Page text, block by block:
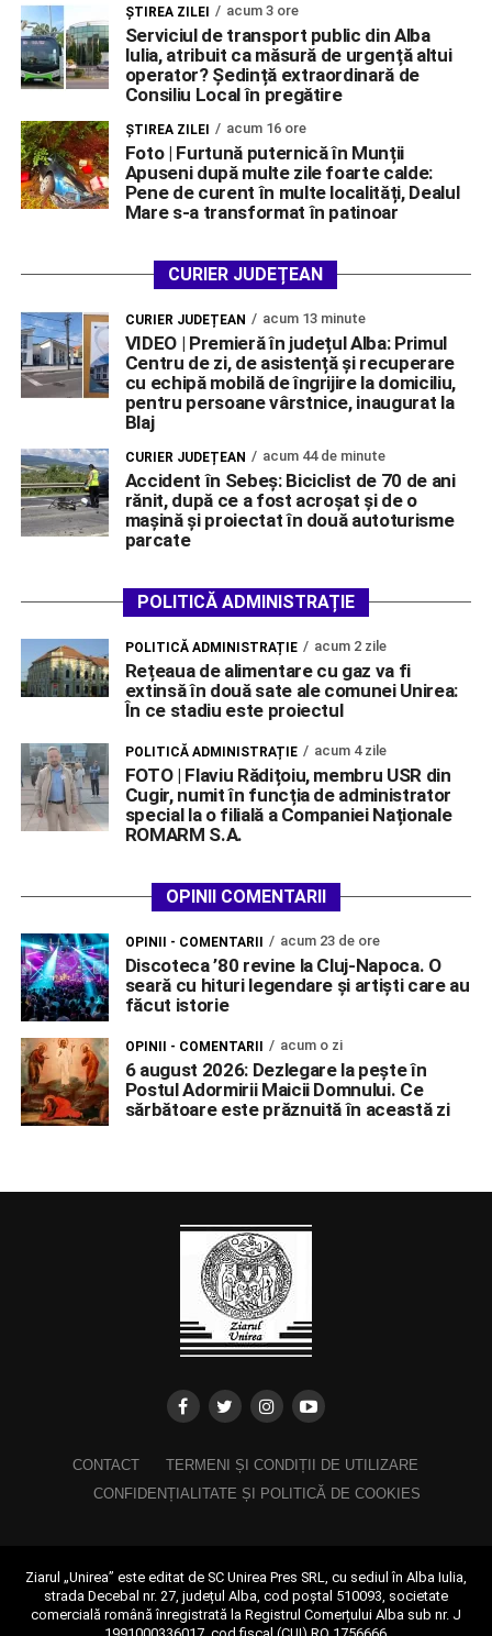
ŞTIREA ZILEI acum 3 ore
Serviciul de transport public din Alba
Iulia, atribuit ca măsură de urgență altui
operator? Ședință extraordinară de
Consiliu Local în pregătire
ŞTIREA ZILEI acum 16 ore
Foto | Furtună puternică în Munții
Apuseni după multe zile foarte calde:
Pene de curent în multe localități, Dealul
Mare s-a transformat în patinoar
CURIER JUDEȚEAN
CURIER JUDEȚEAN acum 13 minute
VIDEO | Premieră în județul Alba: Primul
Centru de zi, de asistență și recuperare
cu echipă mobilă de îngrijire la domiciliu,
pentru persoane vârstnice, inaugurat la
Blaj
CURIER JUDEȚEAN acum 44 de minute
Accident în Sebeș: Biciclist de 70 de ani
rănit, după ce a fost acroșat și de o
mașină și proiectat în două autoturisme
parcate
POLITICĂ ADMINISTRAȚIE
POLITICĂ ADMINISTRAȚIE acum 2 zile
Rețeaua de alimentare cu gaz va fi
extinsă în două sate ale comunei Unirea:
În ce stadiu este proiectul
POLITICĂ ADMINISTRAȚIE acum 4 zile
FOTO | Flaviu Rădițoiu, membru USR din
Cugir, numit în funcția de administrator
special la o filială a Companiei Naționale
ROMARM S.A.
OPINII COMENTARII
OPINII - COMENTARII acum 23 de ore
Discoteca ’80 revine la Cluj-Napoca. O
seară cu hituri legendare și artiști care au
făcut istorie
OPINII - COMENTARII acum o zi
6 august 2026: Dezlegare la pește în
Postul Adormirii Maicii Domnului. Ce
sărbătoare este prăznuită în această zi
CONTACT
TERMENI ȘI CONDIȚII DE UTILIZARE
CONFIDENȚIALITATE ȘI POLITICĂ DE COOKIES
Ziarul „Unirea” este editat de SC Unirea Pres SRL, cu sediul în Alba Iulia,
strada Decebal nr. 27, județul Alba, cod poștal 510093, societate
comercială română înregistrată la Registrul Comerțului Alba sub nr. J
1991000336017, cod fiscal (CUI) RO 1756666